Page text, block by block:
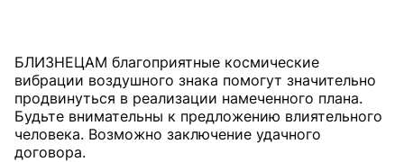
БЛИЗНЕЦАМ благоприятные космические
вибрации воздушного знака помогут значительно
продвинуться в реализации намеченного плана.
Будьте внимательны к предложению влиятельного
человека. Возможно заключение удачного
договора.